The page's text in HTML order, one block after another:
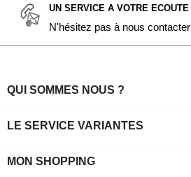
UN SERVICE A VOTRE ECOUTE
N'hésitez pas à nous contacter
QUI SOMMES NOUS ?
LE SERVICE VARIANTES
MON SHOPPING